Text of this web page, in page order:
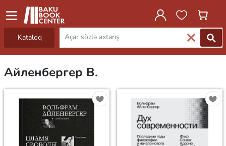
Kataloq
Айленбергер В.